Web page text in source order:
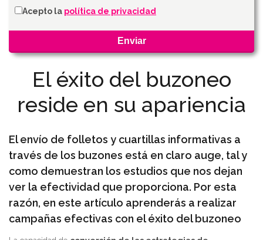
El éxito del buzoneo
reside en su apariencia
El envío de folletos y cuartillas informativas a
través de los buzones está en claro auge, tal y
como demuestran los estudios que nos dejan
ver la efectividad que proporciona. Por esta
razón, en este artículo aprenderás a realizar
campañas efectivas con el éxito del buzoneo
Acepto la política de privacidad